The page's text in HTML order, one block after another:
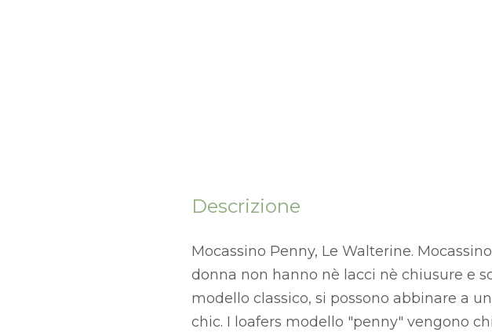
Descrizione
Mocassino Penny, Le Walterine.
donna non hanno nè lacci nè chiusure e
modello classico, si possono abbinare a
chic. I loafers modello "penny" vengono